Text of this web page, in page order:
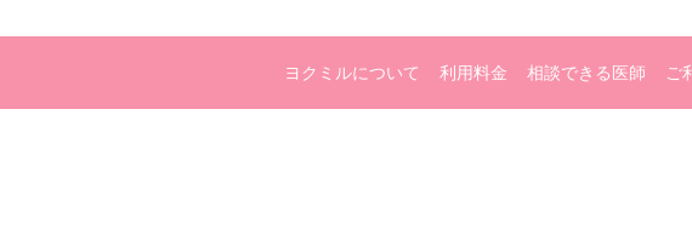
ヨクミルについて 利用料金 相談できる医師 ご